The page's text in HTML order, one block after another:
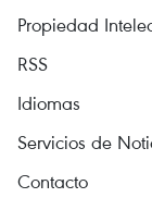
Propiedad
RSS
Idiomas
Servicios de
Contacto